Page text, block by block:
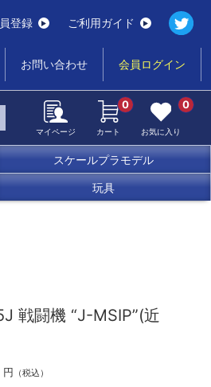
登録 ご利用ガイド
お問い合わせ 会員ログイン
マイページ カート
0
お気に入り
0
スケールプラモデル
玩具
戦闘機 “J-MSIP”(近
円 （税込）